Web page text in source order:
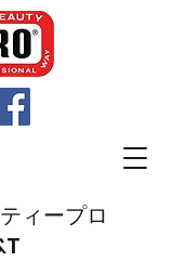
ィープロ